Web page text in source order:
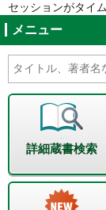
セッションがタイ
メニュー
詳細蔵書検索